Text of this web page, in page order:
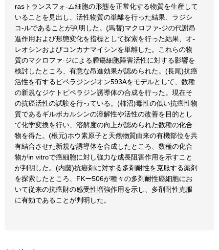
rasトランスフォ-ム細胞の形態を正常化する物質を生産して
いることを見出し、活性物質の単離を行った結果、ラジシ
コ-ルであることが判明した。(馬替)マクロファ-ジの代謝昂
進作用および形態変化を指標として探索を行った結果、オ-
レオシンおよびコンカナマイシンを単離した。これらの物
質のマクロファ-ジによる腫瘍細胞障害活性に対する影響を
検討したところ、有意な昂進効果が認められた。(長尾)抗癌
活性を有するピペラジンジオン593Aをモデルとして、数種
の新規なジケトピペラジン誘導体の合成を行った。現在そ
の抗癌活性の試験を行っている。(柿沼)毒性の低い抗癌性物
質であるギルボカルシンの溶解性や活性の改善を目的とし
て化学変換を行い、溶解度の向上が認められた数種の化合
物を得た。(根元)ホウ素原子と天然物質由来の有機部位を共
有結合させた新規な誘導体を合成したところ、数種の化合
物がin vitroで癌細胞に対し強力な成長阻害作用を示すこと
が判明した。(内藤)抗癌剤に対する多剤耐性を克服する薬剤
を探索したところ、FKー506が種々の多剤耐性癌細胞にお
いて従来の抗癌財の感受性増強作用を示し、多剤耐性克服
に有効であることが判明した。